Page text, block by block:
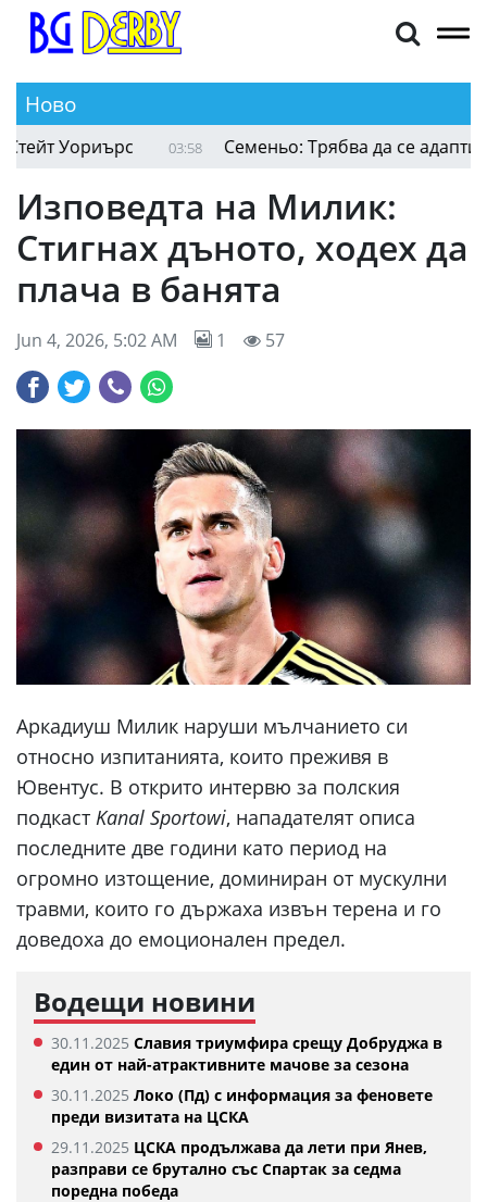
Ново
05:35 Къри няма намерение да напуска Голдън Стейт
Изповедта на Милик:
Стигнах дъното, ходех да
плача в банята
Jun 4, 2026, 5:02 AM 1 57
Аркадиуш Милик наруши мълчанието си
относно изпитанията, които преживя в
Ювентус. В открито интервю за полския
подкаст Kanal Sportowi, нападателят описа
последните две години като период на
огромно изтощение, доминиран от мускулни
травми, които го държаха извън терена и го
доведоха до емоционален предел.
Водещи новини
30.11.2025 Славия триумфира срещу Добруджа в
един от най-атрактивните мачове за сезона
30.11.2025 Локо (Пд) с информация за феновете
преди визитата на ЦСКА
29.11.2025 ЦСКА продължава да лети при Янев,
разправи се брутално със Спартак за седма
поредна победа